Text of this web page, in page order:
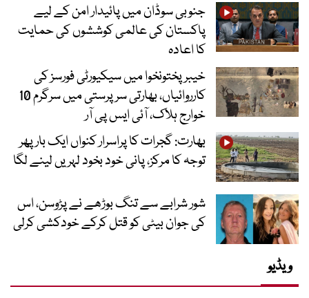
جنوبی سوڈان میں پائیدار امن کے لیے
پاکستان کی عالمی کوششوں کی حمایت
کا اعادہ
خیبرپختونخوا میں سیکیورٹی فورسز کی
کارروائیاں، بھارتی سرپرستی میں سرگرم 10
خوارج ہلاک، آئی ایس پی آر
بھارت: گجرات کا پراسرار کنواں ایک بار پھر
توجہ کا مرکز، پانی خود بخود لہریں لینے لگا
شور شرابے سے تنگ بوڑھے نے پڑوسن، اس
کی جوان بیٹی کو قتل کرکے خودکشی کرلی
ویڈیو